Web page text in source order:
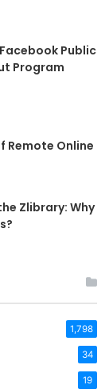
Public
Program
Remote Online
Zlibrary: Why
1,798
34
19